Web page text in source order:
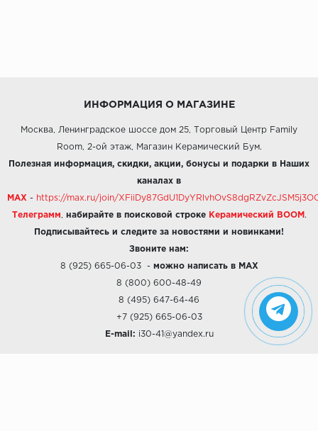
ИНФОРМАЦИЯ О МАГАЗИНЕ
Москва, Ленинградское шоссе дом 25, Торговый Центр Family
Room, 2-ой этаж, Магазин Керамический Бум.
Полезная информация, скидки, акции, бонусы и подарки в Наших
каналах в
MAX - https://max.ru/join/
Телеграмм набирайте в поисковой строке Керамический BOOM .
Подписывайтесь и следите за новостями и новинками!
Звоните нам:
8 (925) 665-06-03- можно написать в MAX
8 (800) 600-48-49
8 (495) 647-64-46
+7 (925) 665-06-03
E-mail: i30-41@yandex.ru